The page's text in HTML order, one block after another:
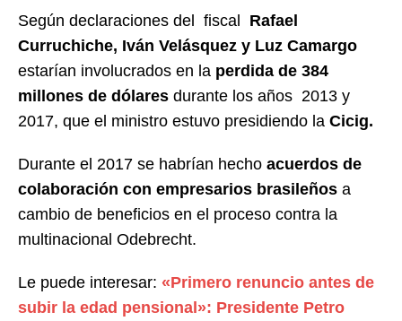
Según declaraciones del fiscal Rafael
Curruchiche, Iván Velásquez y Luz Camargo
estarían involucrados en la perdida de 384
millones de dólares durante los años 2013 y
2017, que el ministro estuvo presidiendo la Cicig.
Durante el 2017 se habrían hecho acuerdos de
colaboración con empresarios brasileños a
cambio de beneficios en el proceso contra la
multinacional Odebrecht.
Le puede interesar: «Primero renuncio antes de
subir la edad pensional»: Presidente Petro